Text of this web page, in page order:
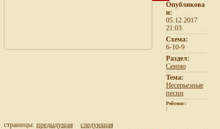
Опубликова
н:
05.12.2017
21:03
Схема:
6-10-9
Раздел:
Сенрю
Тема:
Несерьезные
песни
Рейтинг:
/
страницы: предыдущая
следующая